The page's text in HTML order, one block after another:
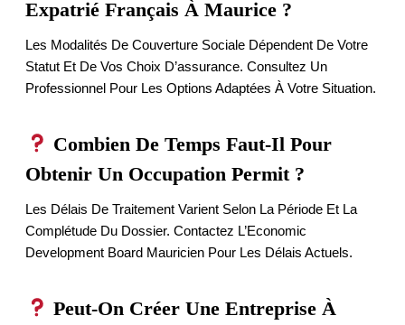
Expatrié Français À Maurice ?
Les Modalités De Couverture Sociale Dépendent De Votre
Statut Et De Vos Choix D’assurance. Consultez Un
Professionnel Pour Les Options Adaptées À Votre Situation.
Combien De Temps Faut-Il Pour
Obtenir Un Occupation Permit ?
Les Délais De Traitement Varient Selon La Période Et La
Complétude Du Dossier. Contactez L’Economic
Development Board Mauricien Pour Les Délais Actuels.
Peut-On Créer Une Entreprise À